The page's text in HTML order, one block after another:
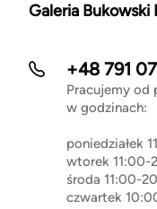
Galeria Bukowski
+48 791
Pracujemy od
w godzinach:
poniedziałek
wtorek 11:00-
środa 11:00-
czwartek